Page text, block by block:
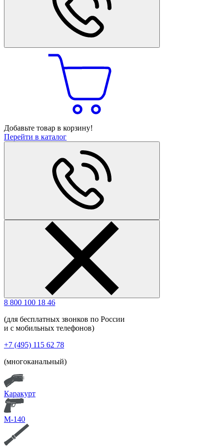
Добавьте товар в корзину!
Перейти в каталог
8 800 100 18 46
(для бесплатных звонков по России
и с мобильных телефонов)
+7 (495) 115 62 78
(многоканальный)
Каракурт
М-140